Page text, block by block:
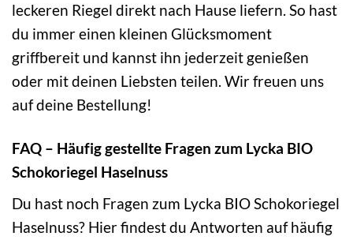
leckeren Riegel direkt nach Hause liefern. So hast
du immer einen kleinen Glücksmoment
griffbereit und kannst ihn jederzeit genießen
oder mit deinen Liebsten teilen. Wir freuen uns
auf deine Bestellung!
FAQ – Häufig gestellte Fragen zum Lycka BIO
Schokoriegel Haselnuss
Du hast noch Fragen zum Lycka BIO Schokoriegel
Haselnuss? Hier findest du Antworten auf häufig